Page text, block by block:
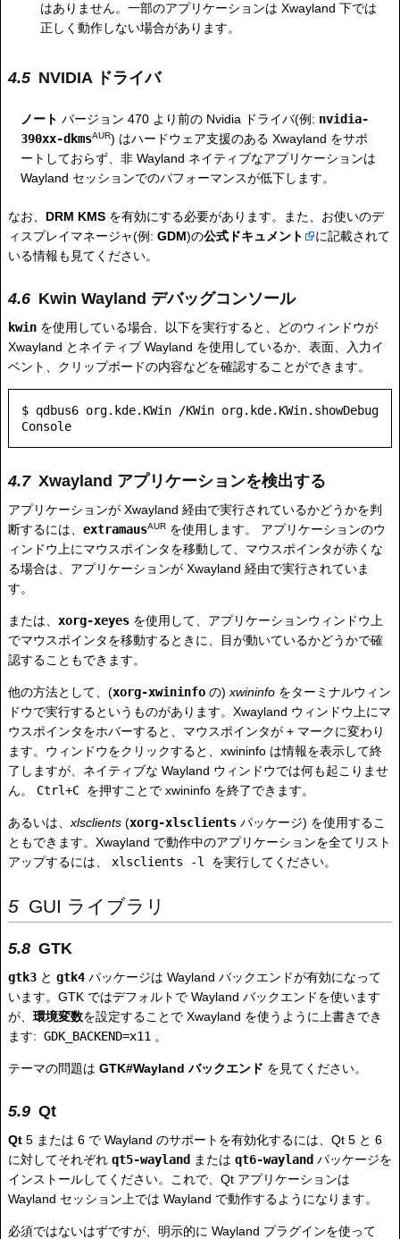
はありません。一部のアプリケーションは Xwayland 下では
正しく動作しない場合があります。
NVIDIA ドライバ
ノート バージョン 470 より前の Nvidia ドライバ(例: nvidia-
390xx-dkmsAUR) はハードウェア支援のある Xwayland をサポ
ートしておらず、非 Wayland ネイティブなアプリケーションは
Wayland セッションでのパフォーマンスが低下します。
なお、 DRM KMS を有効にする必要があります。また、お使いのデ
ィスプレイマネージャ(例: GDM)の公式ドキュメント
に記載されて
いる情報も見てください。
Kwin Wayland デバッグコンソール
kwin を使用している場合、以下を実行すると、どのウィンドウが
Xwayland とネイティブ Wayland を使用しているか、表面、入力イ
ベント、クリップボードの内容などを確認することができます。
$ qdbus6 org.kde.KWin /KWin org.kde.KWin.showDebug
Xwayland アプリケーションを検出する
アプリケーションが Xwayland 経由で実行されているかどうかを判
断するには、 extramausAUR を使用します。 アプリケーションのウ
ィンドウ上にマウスポインタを移動して、マウスポインタが赤くな
る場合は、アプリケーションが Xwayland 経由で実行されていま
す。
または、 xorg-xeyes を使用して、アプリケーションウィンドウ上
でマウスポインタを移動するときに、目が動いているかどうかで確
認することもできます。
他の方法として、(xorg-xwininfo の)xwininfo をターミナルウィン
ドウで実行するというものがあります。Xwayland ウィンドウ上にマ
ウスポインタをホバーすると、マウスポインタが + マークに変わり
ます。ウィンドウをクリックすると、xwininfo は情報を表示して終
了しますが、ネイティブな Wayland ウィンドウでは何も起こりませ
ん。
Ctrl+C を押すことで xwininfo を終了できます。
あるいは、xlsclients (xorg-xlsclients パッケージ) を使用するこ
ともできます。Xwayland で動作中のアプリケーションを全てリスト
アップするには、
xlsclients -l を実行してください。
GUI ライブラリ
GTK
gtk3 と gtk4 パッケージは Wayland バックエンドが有効になって
います。GTK ではデフォルトで Wayland バックエンドを使います
が、 環境変数を設定することで Xwayland を使うように上書きでき
ます: GDK_BACKEND=x11 。
テーマの問題は GTK#Wayland バックエンド を見てください。
Qt
Qt 5 または 6 で Wayland のサポートを有効化するには、Qt 5 と 6
に対してそれぞれ qt5-wayland または qt6-wayland パッケージを
インストールしてください。これで、Qt アプリケーションは
Wayland セッション上では Wayland で動作するようになります。
必須ではないはずですが、明示的に Wayland プラグインを使って